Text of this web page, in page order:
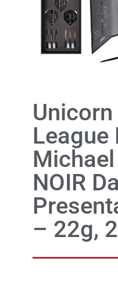
League
NOIR
– 22g,